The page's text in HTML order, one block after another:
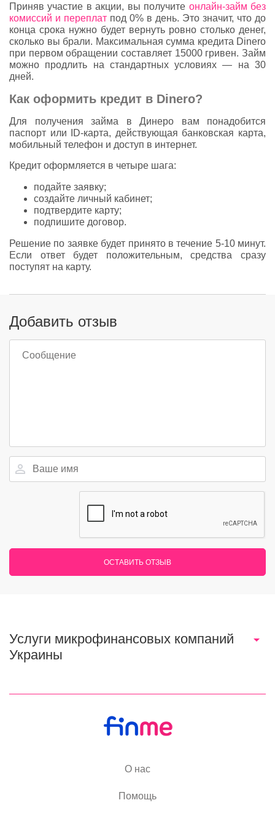
Приняв участие в акции, вы получите онлайн-займ без
комиссий и переплат под 0% в день. Это значит, что до
конца срока нужно будет вернуть ровно столько денег,
сколько вы брали. Максимальная сумма кредита Dinero
при первом обращении составляет 15000 гривен. Займ
можно продлить на стандартных условиях — на 30
дней.
Как оформить кредит в Dinero?
Для получения займа в Динеро вам понадобится
паспорт или ID-карта, действующая банковская карта,
мобильный телефон и доступ в интернет.
Кредит оформляется в четыре шага:
подайте заявку;
создайте личный кабинет;
подтвердите карту;
подпишите договор.
Решение по заявке будет принято в течение 5-10 минут.
Если ответ будет положительным, средства сразу
поступят на карту.
Добавить отзыв
ОСТАВИТЬ ОТЗЫВ
Услуги микрофинансовых компаний
Украины
О нас
Помощь